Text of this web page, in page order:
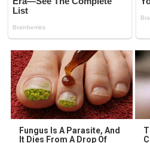
Fungus Is A Parasite, And
It Dies From A Drop Of